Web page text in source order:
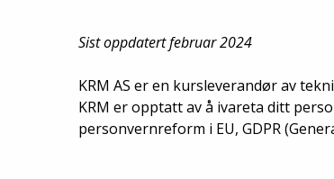
Sist oppdatert februar 2024
KRM AS er en kursleverandør av
KRM er opptatt av å ivareta ditt
personvernreform i EU, GDPR